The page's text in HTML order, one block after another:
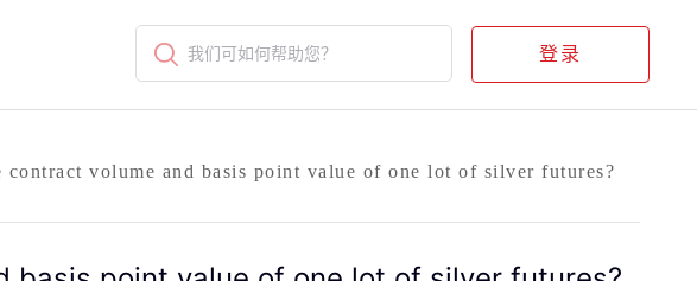
我们可如何帮助您？ 登录
contract volume and basis point value of one lot of silver futures?